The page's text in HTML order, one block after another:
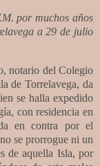
por muchos años
a 29 de julio
notario del Colegio
de Torrelavega, da
se halla expedido
con residencia en
en contra por el
se prorrogue ni un
de aquella Isla, por